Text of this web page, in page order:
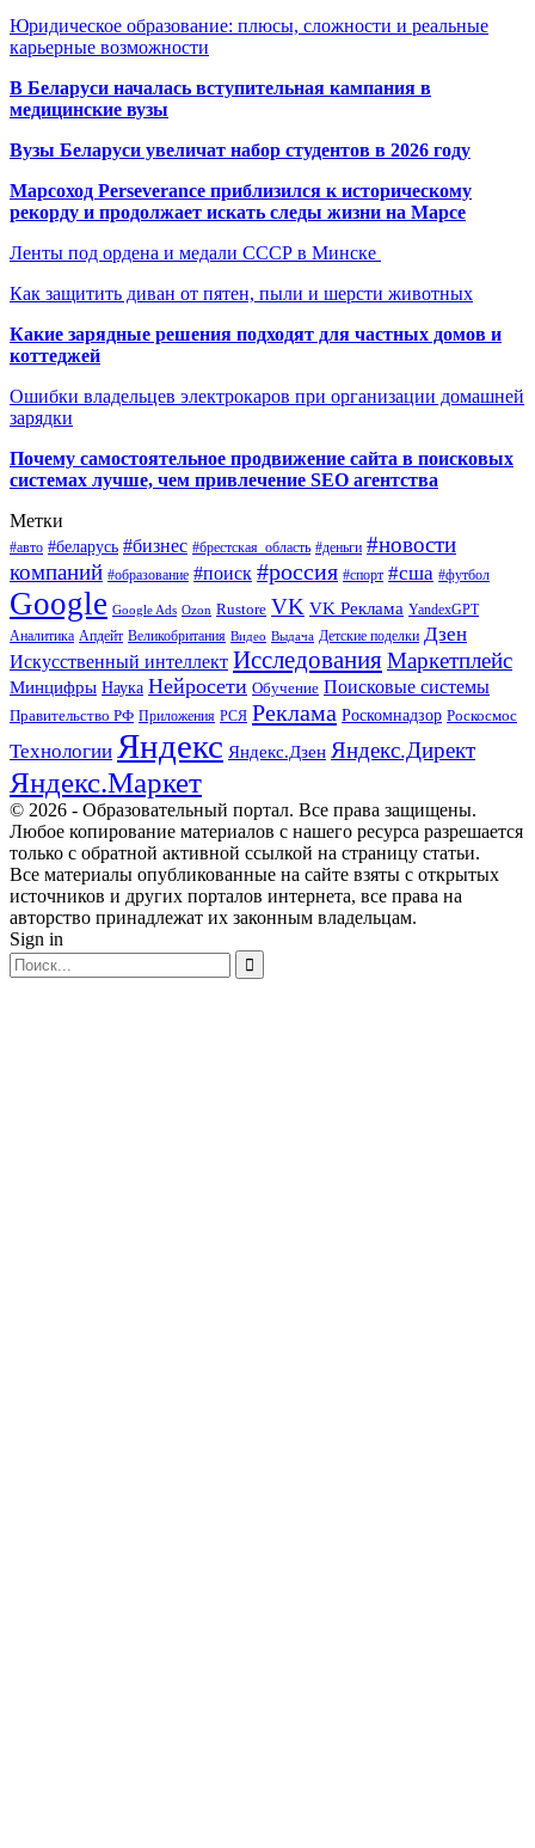
Юридическое образование: плюсы, сложности и реальные
карьерные возможности
В Беларуси началась вступительная кампания в
медицинские вузы
Вузы Беларуси увеличат набор студентов в 2026 году
Марсоход Perseverance приблизился к историческому
рекорду и продолжает искать следы жизни на Марсе
Ленты под ордена и медали СССР в Минске
Как защитить диван от пятен, пыли и шерсти животных
Какие зарядные решения подходят для частных домов и
коттеджей
Ошибки владельцев электрокаров при организации домашней
зарядки
Почему самостоятельное продвижение сайта в поисковых
системах лучше, чем привлечение SEO агентства
Метки
#авто #беларусь #бизнес #брестская_область #деньги #новости
компаний #образование #поиск #россия #спорт #сша #футбол
Google Google Ads Ozon Rustore VK VK Реклама YandexGPT
Аналитика Апдейт Великобритания Видео Выдача Детские поделки Дзен
Искусственный интеллект ИсследованияМаркетплейс
Минцифры Наука Нейросети Обучение Поисковые системы
Правительство РФ Приложения РСЯ Реклама Роскомнадзор Роскосмос
Технологии Яндекс Яндекс.Дзен Яндекс.Директ
Яндекс.Маркет
© 2026 - Образовательный портал. Все права защищены.
Любое копирование материалов с нашего ресурса разрешается
только с обратной активной ссылкой на страницу статьи.
Все материалы опубликованные на сайте взяты с открытых
источников и других порталов интернета, все права на
авторство принадлежат их законным владельцам.
Sign in